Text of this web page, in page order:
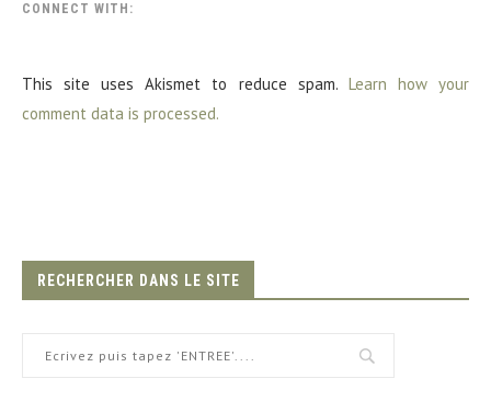
CONNECT WITH:
This site uses Akismet to reduce spam. Learn how your
comment data is processed.
RECHERCHER DANS LE SITE